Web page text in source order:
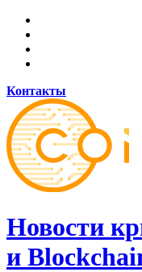
Контакты
Новости
и